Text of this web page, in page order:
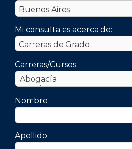
Mi consulta es acerca de:
Carreras/Cursos:
Nombre
Apellido